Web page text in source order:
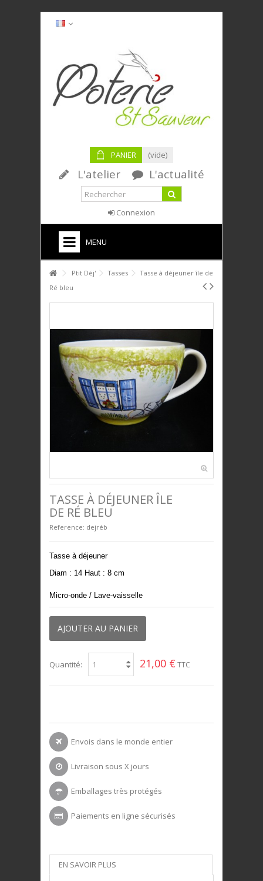
PANIER (vide)
L'atelier L'actualité
Connexion
MENU
HOME
+
PTIT DÉJ'
+
+
+
PLAQUES DÉCORATIVES
+
+
ANIMAUX
UNIVERS ENFANTS
PRESTIGE
Ptit Déj' Tasses
Tasse à déjeuner île de
Ré bleu
TASSE À DÉJEUNER ÎLE
DE RÉ BLEU
Reference: dejréb
Tasse à déjeuner
Diam : 14 Haut : 8 cm
Micro-onde / Lave-vaisselle
AJOUTER AU PANIER
Quantité: 21,00 € TTC
Envois dans le monde entier
Livraison sous X jours
Emballages très protégés
Paiements en ligne sécurisés
EN SAVOIR PLUS